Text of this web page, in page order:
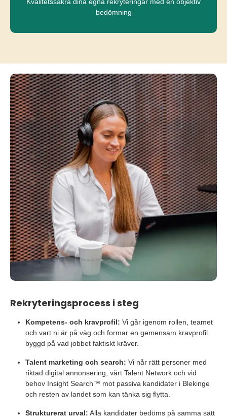
bedömning
Rekryteringsprocess i steg
Kompetens- och kravprofil: Vi går igenom rollen, teamet
och vart ni är på väg och formar en gemensam kravprofil
byggd på vad jobbet faktiskt kräver.
Talent marketing och search: Vi når rätt personer med
riktad digital annonsering, vårt Talent Network och vid
behov Insight Search™ mot passiva kandidater i Blekinge
och resten av landet som kan tänka sig flytta.
Strukturerat urval: Alla kandidater bedöms på samma sätt